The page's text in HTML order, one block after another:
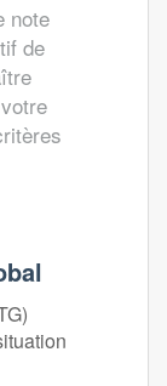
note
de